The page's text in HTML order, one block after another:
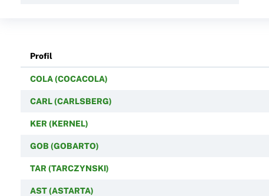
Profil
COLA (COCACOLA)
CARL (CARLSBERG)
KER (KERNEL)
GOB (GOBARTO)
TAR (TARCZYNSKI)
AST (ASTARTA)